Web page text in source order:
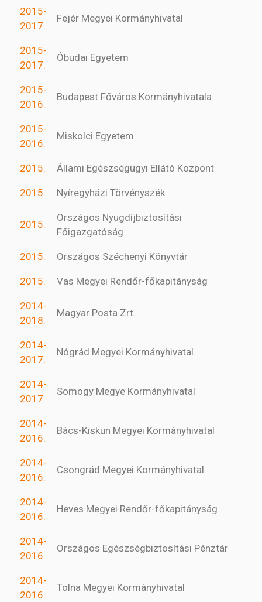
2015-
2017.
Fejér Megyei Kormányhivatal
2015-
2017.
Óbudai Egyetem
2015-
2016.
Budapest Főváros Kormányhivatala
2015-
2016.
Miskolci Egyetem
2015. Állami Egészségügyi Ellátó Központ
2015. Nyíregyházi Törvényszék
2015.
Országos Nyugdíjbiztosítási
Főigazgatóság
2015. Országos Széchenyi Könyvtár
2015. Vas Megyei Rendőr-főkapitányság
2014-
2018.
Magyar Posta Zrt.
2014-
2017.
Nógrád Megyei Kormányhivatal
2014-
2017.
Somogy Megye Kormányhivatal
2014-
2016.
Bács-Kiskun Megyei Kormányhivatal
2014-
2016.
Csongrád Megyei Kormányhivatal
2014-
2016.
Heves Megyei Rendőr-főkapitányság
2014-
2016.
Országos Egészségbiztosítási Pénztár
2014-
2016.
Tolna Megyei Kormányhivatal